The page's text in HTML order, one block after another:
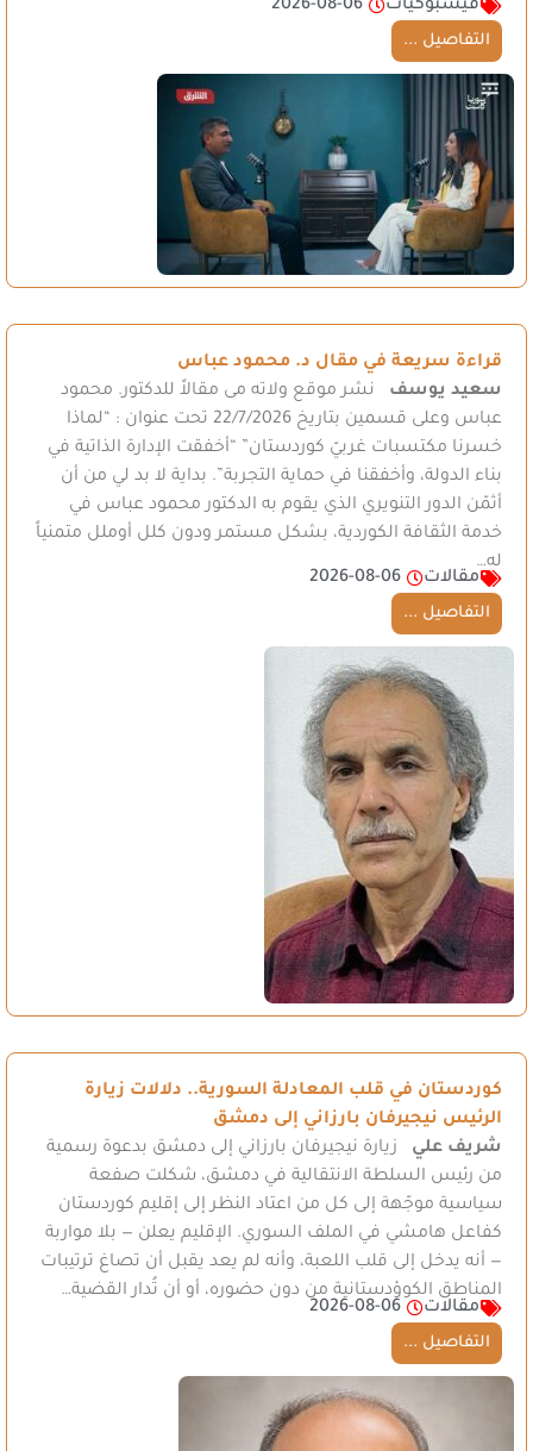
فيسبوكيات
2026-08-06
التفاصيل ...
قراءة سريعة في مقال د. محمود عباس
سعيد يوسف
نشر موقع ولاته مى مقالاً للدكتور. محمود
عباس وعلى قسمين بتاريخ 22/7/2026 تحت عنوان : “لماذا
خسرنا مكتسبات غربيّ كوردستان” “أخفقت الإدارة الذاتية في
بناء الدولة، وأخفقنا في حماية التجربة”. بداية لا بد لي من أن
أثمّن الدور التنويري الذي يقوم به الدكتور محمود عباس في
خدمة الثقافة الكوردية، بشكل مستمر ودون كلل أوملل متمنياً
له…
مقالات
2026-08-06
التفاصيل ...
كوردستان في قلب المعادلة السورية.. دلالات زيارة
الرئيس نيجيرفان بارزاني إلى دمشق
شريف علي زيارة نيجيرفان بارزاني إلى دمشق بدعوة رسمية
من رئيس السلطة الانتقالية في دمشق، شكلت صفعة
سياسية موجّهة إلى كل من اعتاد النظر إلى إقليم كوردستان
كفاعل هامشي في الملف السوري. الإقليم يعلن — بلا مواربة
— أنه يدخل إلى قلب اللعبة، وأنه لم يعد يقبل أن تصاغ ترتيبات
المناطق الكوؤدستانية من دون حضوره، أو أن تُدار القضية…
مقالات
2026-08-06
التفاصيل ...